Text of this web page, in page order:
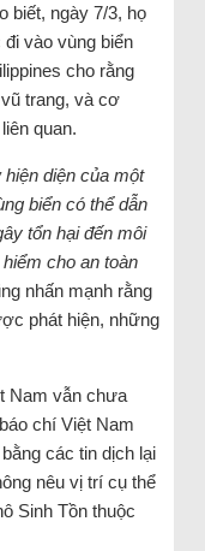
biết, ngày 7/3, họ
vào vùng biển
cho rằng
trang, và cơ
quan.
diện của một
biển có thể dẫn
tổn hại đến môi
cho an toàn
nhấn mạnh rằng
phát hiện, những
Nam vẫn chưa
chí Việt Nam
các tin dịch lại
nêu vị trí cụ thể
Sinh Tồn thuộc